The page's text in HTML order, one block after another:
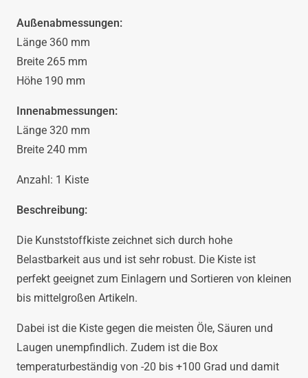
Menge
Außenabmessungen:
Länge 360 mm
Breite 265 mm
Höhe 190 mm
Innenabmessungen:
Länge 320 mm
Breite 240 mm
Anzahl: 1 Kiste
Beschreibung:
Die Kunststoffkiste zeichnet sich durch hohe
Belastbarkeit aus und ist sehr robust. Die Kiste ist
perfekt geeignet zum Einlagern und Sortieren von kleinen
bis mittelgroßen Artikeln.
Dabei ist die Kiste gegen die meisten Öle, Säuren und
Laugen unempfindlich. Zudem ist die Box
temperaturbeständig von -20 bis +100 Grad und damit